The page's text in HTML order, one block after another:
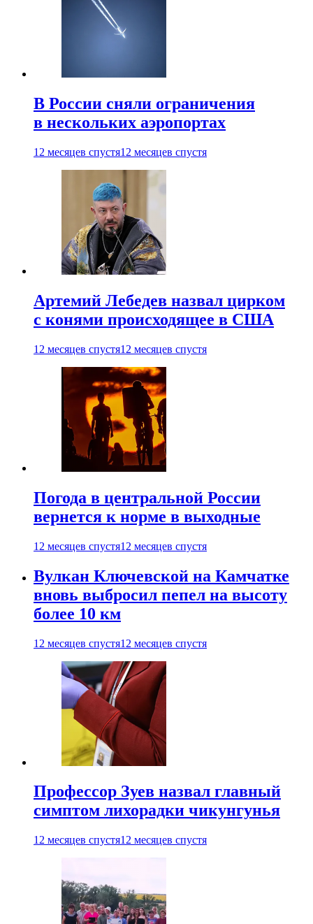
В России сняли ограничения
в нескольких аэропортах
12 месяцев спустя12 месяцев спустя
Артемий Лебедев назвал цирком
с конями происходящее в США
12 месяцев спустя12 месяцев спустя
Погода в центральной России
вернется к норме в выходные
12 месяцев спустя12 месяцев спустя
Вулкан Ключевской на Камчатке
вновь выбросил пепел на высоту
более 10 км
12 месяцев спустя12 месяцев спустя
Профессор Зуев назвал главный
симптом лихорадки чикунгунья
12 месяцев спустя12 месяцев спустя